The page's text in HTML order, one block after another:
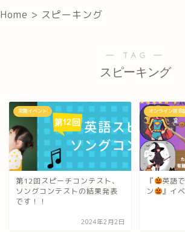
Home > スピーキング
― TAG ―
スピーキング
定期イベント
第12回スピーチコンテスト、
ソングコンテストの結果発表
です！！
2024年2月2日
オンライン英会
『
英語
ン
』イ